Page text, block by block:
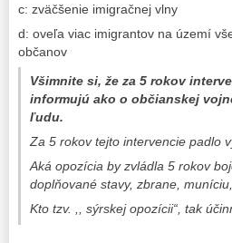
c: zväčšenie imigračnej vlny
d: oveľa viac imigrantov na území
občanov
Všimnite si, že za 5 rokov
informujú ako o občianskej
ľudu.
Za 5 rokov tejto intervencie padlo
Aká opozícia by zvládla 5 rokov
doplňované stavy, zbrane,
Kto tzv. ,, sýrskej opozícii“, tak